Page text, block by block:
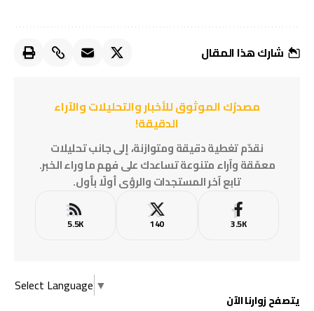
شارك هذا المقال
مصدرُك الموثوق للأخبار والتحليلات والآراء
الدقيقة!
نقدّم تغطية دقيقة ومتوازنة، إلى جانب تحليلات
معمّقة وآراء متنوعة تساعدك على فهم ما وراء الخبر.
تابع آخر المستجدات والرؤى أولًا بأول.
3.5K
140
5.5K
Select Language ▼
يتصفح زوارنا الآن